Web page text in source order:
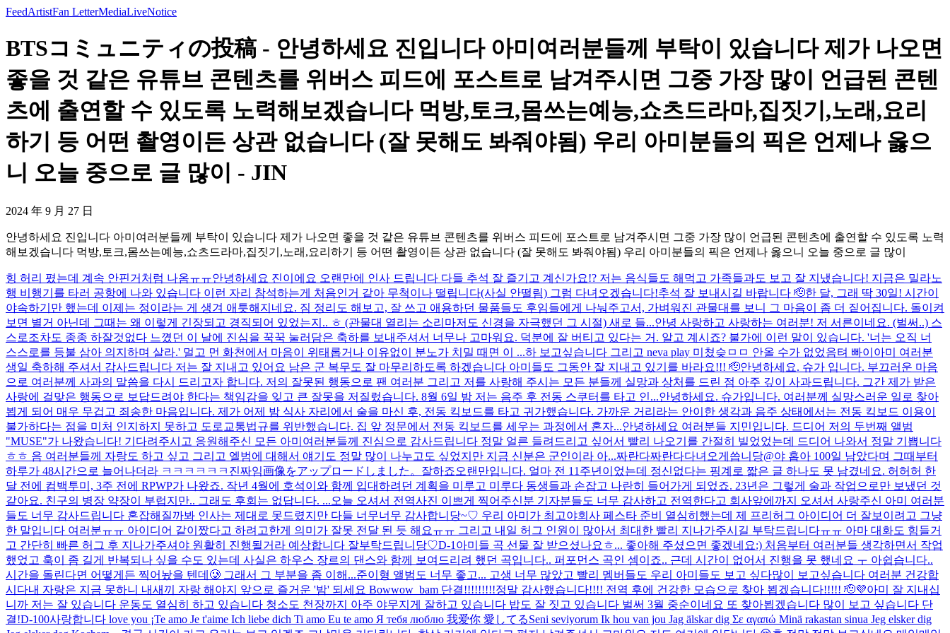
FeedArtistFan LetterMediaLiveNotice
BTSコミュニティの投稿 - 안녕하세요 진입니다 아미여러분들께 부탁이 있습니다 제가 나오면
좋을 것 같은 유튜브 콘텐츠를 위버스 피드에 포스트로 남겨주시면 그중 가장 많이 언급된 콘텐
츠에 출연할 수 있도록 노력해보겠습니다 먹방,토크,몸쓰는예능,쇼츠드라마,집짓기,노래,요리
하기 등 어떤 촬영이든 상관 없습니다 (잘 못해도 봐줘야됨) 우리 아미분들의 픽은 언제나 옳으
니 오늘 중으로 글 많이 - JIN
2024 年 9 月 27 日
안녕하세요 진입니다 아미여러분들께 부탁이 있습니다 제가 나오면 좋을 것 같은 유튜브 콘텐츠를 위버스 피드에 포스트로 남겨주시면 그중 가장 많이 언급된 콘텐츠에 출연할 수 있도록 노력
해보겠습니다 먹방,토크,몸쓰는예능,쇼츠드라마,집짓기,노래,요리하기 등 어떤 촬영이든 상관 없습니다 (잘 못해도 봐줘야됨) 우리 아미분들의 픽은 언제나 옳으니 오늘 중으로 글 많이
힝 허리 폈는데 계속 안핀거처럼 나옴ㅠㅠ안녕하세요 진이에요 오랜만에 인사 드립니다 다들 추석 잘 즐기고 계신가요!? 저는 음식들도 해먹고 가족들과도 보고 잘 지냈습니다! 지금은 밀라노
행 비행기를 타러 공항에 나와 있습니다 이런 자리 참석하는게 처음인거 같아 무척이나 떨립니다(사실 안떨림) 그럼 다녀오겠습니다!추석 잘 보내시길 바랍니다 🫡한 달, 그래 딱 30일! 시간이
야속하기만 했는데 이제는 정이라는 게 생겨 애틋해지네요. 짐 정리도 해보고, 잘 쓰고 애용하던 물품들도 후임들에게 나눠주고서, 가벼워진 관물대를 보니 그 마음이 좀 더 짙어집니다. 돌이켜
보면 별거 아닌데 그때는 왜 이렇게 긴장되고 경직되어 있었는지.. ㅎ (관물대 열리는 소리마저도 신경을 자극했던 그 시절) 새로 들...안녕 사랑하고 사랑하는 여러분! 저 서른이네요. (벌써..) 스
스로조차도 종종 하잘것없다 느꼈던 이 날에 진심을 꾹꾹 눌러담은 축하를 보내주셔서 너무나 고마워요. 덕분에 잘 버티고 있다는 거. 알고 계시죠? 불가에 이런 말이 있습니다. '너는 오직 너
스스로를 등불 삼아 의지하며 살라.' 멀고 먼 화천에서 마음이 위태롭거나 이유없이 분노가 치밀 때면 이 ...하 보고싶습니다 그리고 neva play 미쳤슺ㅁㅁ 안올 수가 없었음텨 빠이 아미 여러분
생일 축하해 주셔서 감사드립니다 저는 잘 지내고 있어요 남은 군 복무도 잘 마무리하도록 하겠습니다 아미들도 그동안 잘 지내고 있기를 바라요!!! 🫡안녕하세요. 슈가 입니다. 부끄러운 마음
으로 여러분께 사과의 말씀을 다시 드리고자 합니다. 저의 잘못된 행동으로 팬 여러분 그리고 저를 사랑해 주시는 모든 분들께 실망과 상처를 드린 점 아주 깊이 사과드립니다. 그간 제가 받은
사랑에 걸맞은 행동으로 보답드려야 한다는 책임감을 잊고 큰 잘못을 저질렀습니다. 8월 6일 밤 저는 음주 후 전동 스쿠터를 타고 인...안녕하세요. 슈가입니다. 여러분께 실망스러운 일로 찾아
뵙게 되어 매우 무겁고 죄송한 마음입니다. 제가 어제 밤 식사 자리에서 술을 마신 후, 전동 킥보드를 타고 귀가했습니다. 가까운 거리라는 안이한 생각과 음주 상태에서는 전동 킥보드 이용이
불가하다는 점을 미처 인지하지 못하고 도로교통법규를 위반했습니다. 집 앞 정문에서 전동 킥보드를 세우는 과정에서 혼자...안녕하세요 여러분들 지민입니다. 드디어 저의 두번째 앨범
"MUSE"가 나왔습니다! 기다려주시고 응원해주신 모든 아미여러분들께 진심으로 감사드립니다 정말 얼른 들려드리고 싶어서 빨리 나오기를 간절히 빌었었는데 드디어 나와서 정말 기쁩니다
ㅎㅎ 음 여러분들께 자랑도 하고 싶고 그리고 엘범에 대해서 얘기도 정말 많이 나누고도 싶었지만 지금 신분은 군인이라 아...짜란다짜란다다녀오게씁니당@야 홉아 100일 남았다며 그때부터
하루가 48시간으로 늘어나더라 ㅋㅋㅋㅋㅋㅋ진짜임画像をアップロードしました。 잘하죠오랜만입니다. 얼마 전 11주년이었는데 정신없다는 핑계로 짧은 글 하나도 못 남겼네요. 허허허 한
달 전에 컴백투미, 3주 전에 RPWP가 나왔죠. 작년 4월에 호석이와 함께 입대하려던 계획을 미루고 미루다 동생들과 손잡고 나란히 들어가게 되었죠. 23년은 그렇게 술과 작업으로만 보냈던 것
같아요. 친구의 병장 약장이 부럽지만.. 그래도 후회는 없답니다. ...오늘 오셔서 전역사진 이쁘게 찍어주신분 기자분들도 너무 감사하고 전역한다고 회사앞에까지 오셔서 사랑주신 아미 여러분
들도 너무 감사드립니다 혼잡해질까봐 인사는 제대로 못드렸지만 다들 너무너무 감사합니당~♡ 우리 아미가 최고야회사 페스타 준비 열심히했는데 제 프리허그 아이디어 더 잘보이려고 그냥
한 말입니다 여러분ㅠㅠ 아이디어 같이짰다고 하려고한게 의미가 잘못 전달 된 듯 해요ㅠㅠ 그리고 내일 허그 인원이 많아서 최대한 빨리 지나가주시길 부탁드립니다ㅠㅠ 아마 대화도 힘들거
고 간단히 빠른 허그 후 지나가주셔야 원활히 진행될거라 예상합니다 잘부탁드립니당♡D-1 아미들 곡 선물 잘 받으셨나요ㅎ... 좋아해 주셨으면 좋겠네요:) 처음부터 여러분들 생각하면서 작업
했었고 훅이 좀 길게 반복되나 싶을 수도 있는데 사실은 하우스 장르의 댄스와 함께 보여드리려 했던 곡입니다.. 퍼포먼스 곡인 셈이죠.. 근데 시간이 없어서 진행을 못 했네요 ㅜ 아쉽습니다..
시간을 돌린다면 어떻게든 찍어놨을 텐데🥲 그래서 그 부분을 좀 이해...준이형 앨범도 너무 좋고... 고생 너무 많았고 빨리 멤버들도 우리 아미들도 보고 싶다많이 보고싶습니다 여러분 건강합
시다내 자랑은 지금 못하니 내새끼 자랑 해야지 앞으로 즐거운 '밤' 되세요 Bowwow_bam 단결!!!!!!!!!정말 감사했습니다!!!! 전역 후에 건강한 모습으로 찾아 뵙겠습니다!!!!! 🫡💜아미 잘 지내십
니까 저는 잘 있습니다 운동도 열심히 하고 있습니다 청소도 천장까지 아주 야무지게 잘하고 있습니다 밥도 잘 짓고 있습니다 벌써 3월 중순이네요 또 찾아뵙겠습니다 많이 보고 싶습니다 단
결!D-100사랑합니다 love you ¡Te amo Je t'aime Ich liebe dich Ti amo Eu te amo Я тебя люблю 我爱你 愛してるSeni seviyorum Ik hou van jou Jag älskar dig Σε αγαπώ Minä rakastan sinua Jeg elsker dig